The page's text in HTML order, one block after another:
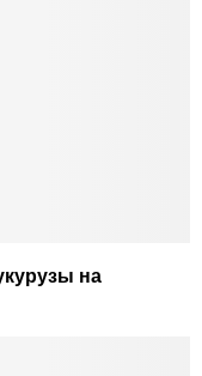
на